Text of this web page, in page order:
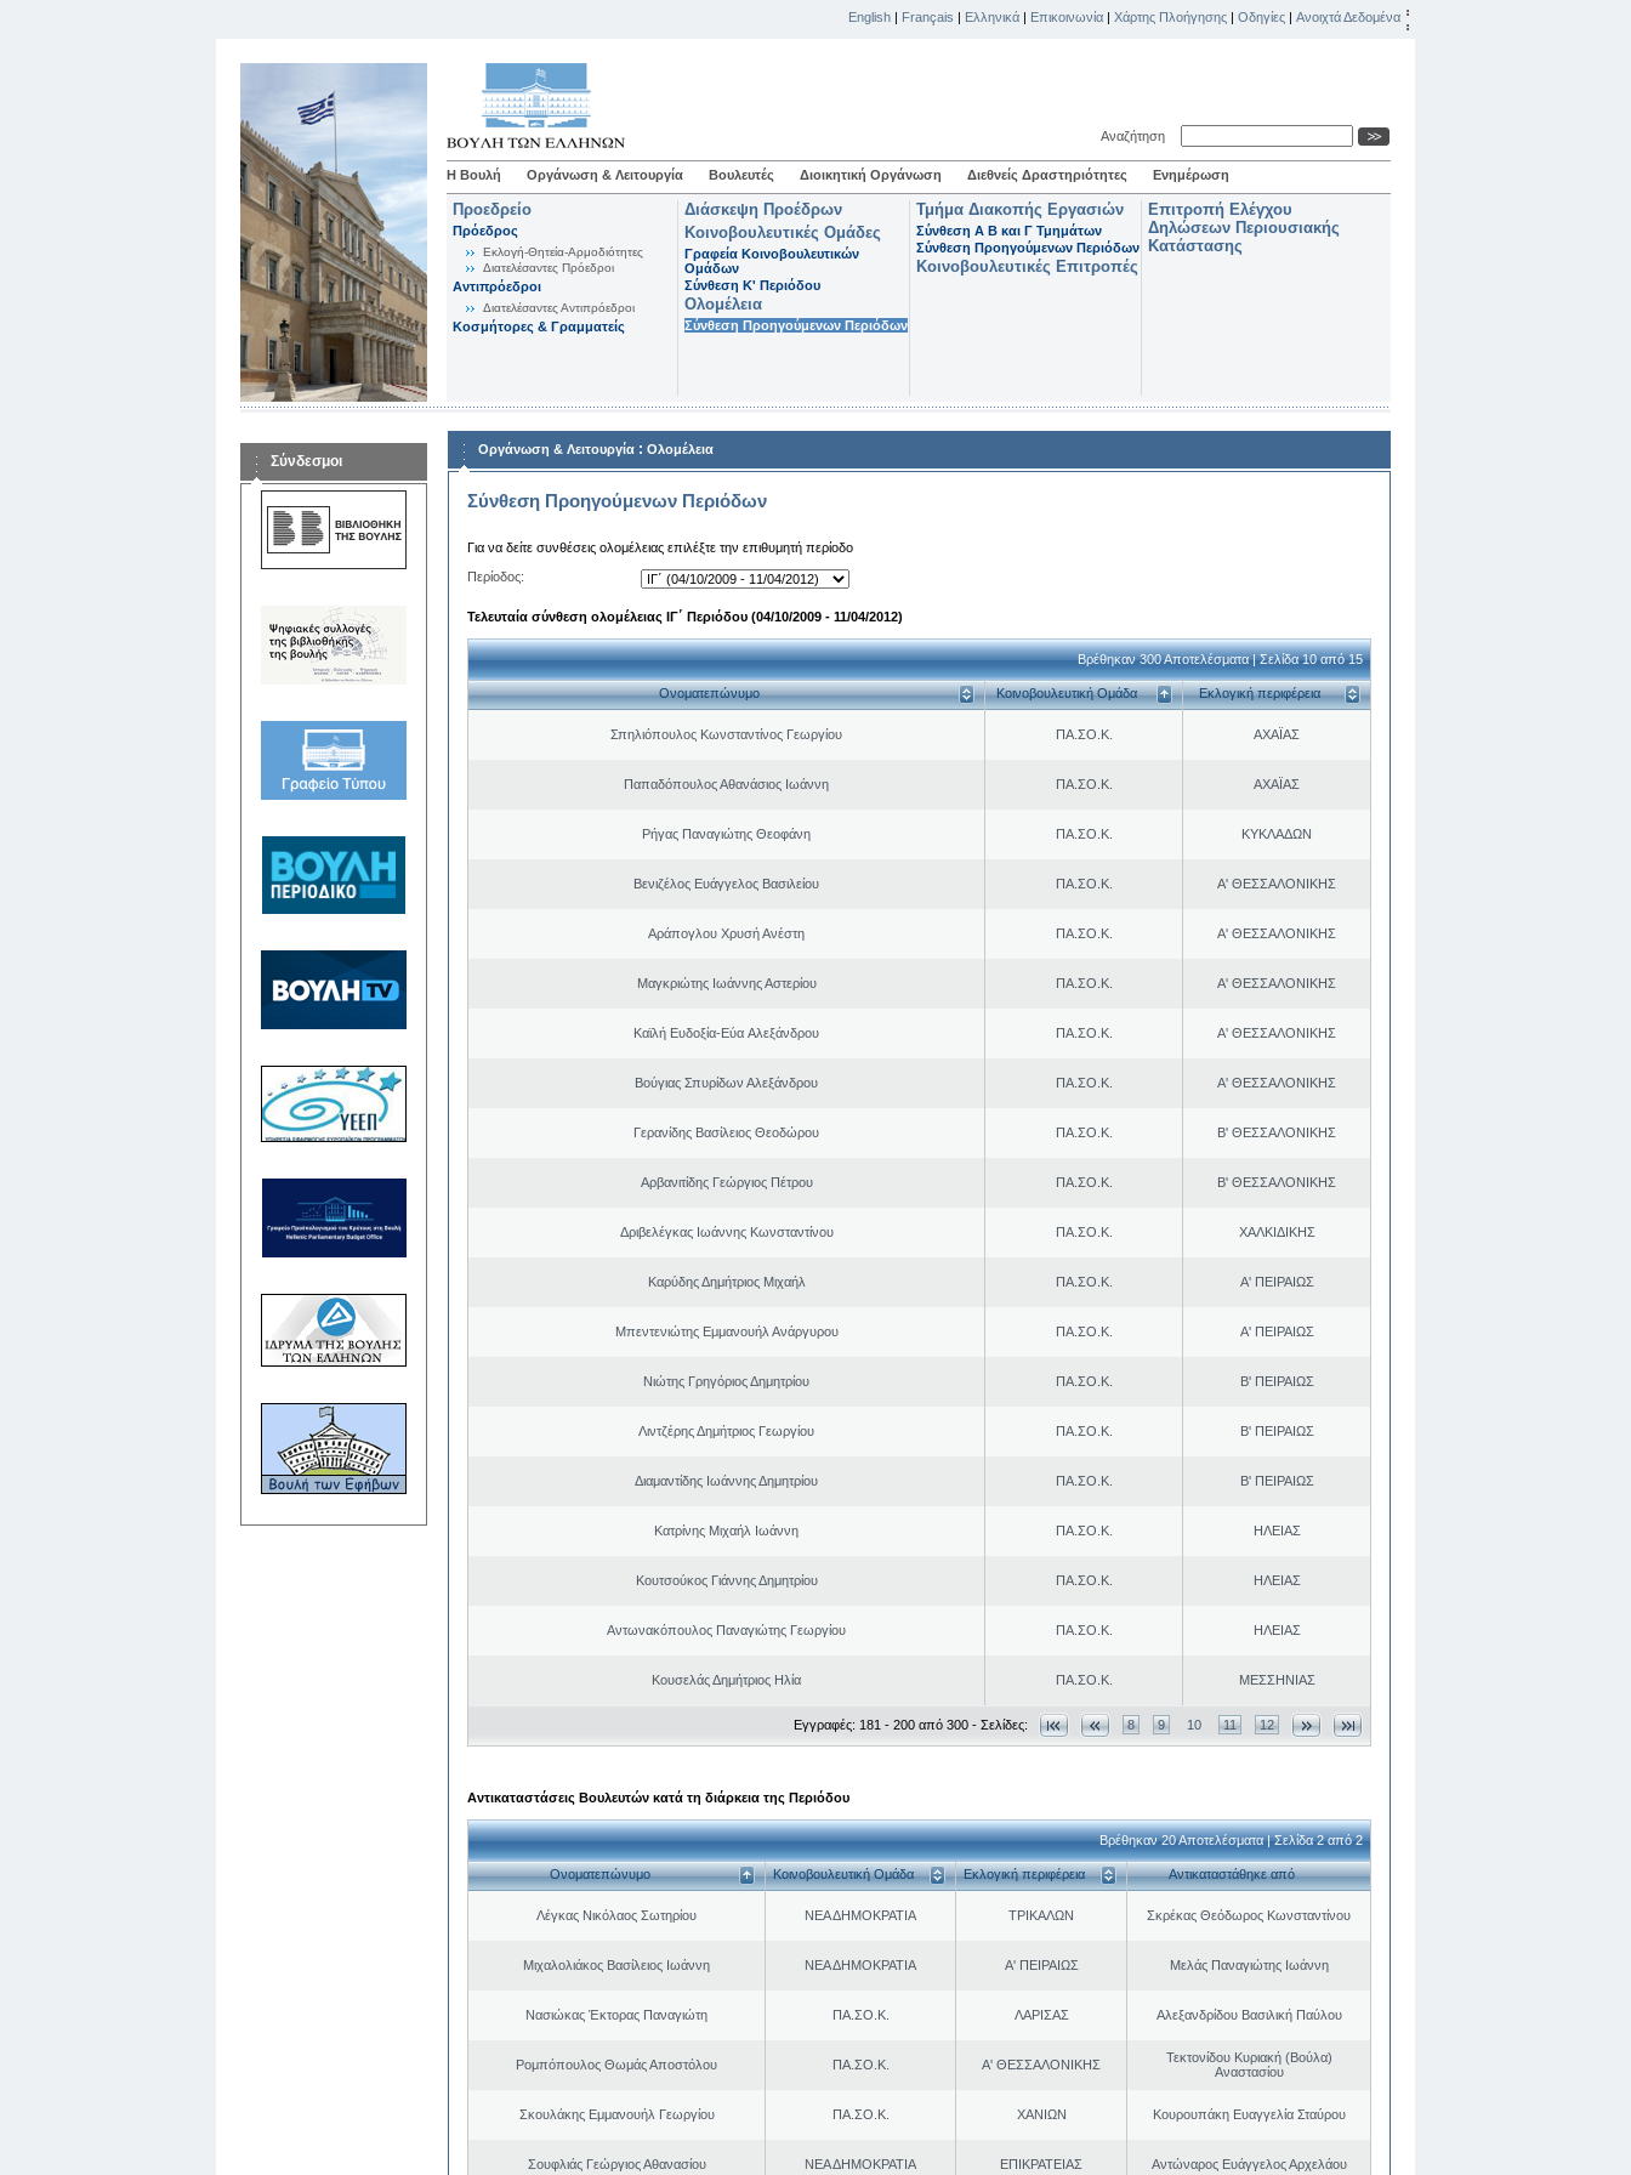
English | Français | Ελληνικά | Επικοινωνία | Χάρτης Πλοήγησης | Οδηγίες | Ανοιχτά Δεδομένα
Αναζήτηση
Η Βουλή Οργάνωση & Λειτουργία Βουλευτές Διοικητική Οργάνωση Διεθνείς Δραστηριότητες Ενημέρωση
Προεδρείο
Πρόεδρος
Εκλογή-Θητεία-Αρμοδιότητες
Διατελέσαντες Πρόεδροι
Αντιπρόεδροι
Διατελέσαντες Αντιπρόεδροι
Κοσμήτορες & Γραμματείς
Διάσκεψη Προέδρων
Κοινοβουλευτικές Ομάδες
Γραφεία Κοινοβουλευτικών
Ομάδων
Σύνθεση K' Περιόδου
Ολομέλεια
Σύνθεση Προηγούμενων Περιόδων
Τμήμα Διακοπής Εργασιών
Σύνθεση Α Β και Γ Τμημάτων
Σύνθεση Προηγούμενων Περιόδων
Κοινοβουλευτικές Επιτροπές
Επιτροπή Ελέγχου
Δηλώσεων Περιουσιακής
Κατάστασης
Σύνδεσμοι
Οργάνωση & Λειτουργία : Ολομέλεια
Σύνθεση Προηγούμενων Περιόδων
Για να δείτε συνθέσεις ολομέλειας επιλέξτε την επιθυμητή περίοδο
Περίοδος:
Τελευταία σύνθεση ολομέλειας ΙΓ΄ Περιόδου (04/10/2009 - 11/04/2012)
Βρέθηκαν 300 Αποτελέσματα | Σελίδα 10 από 15
Ονοματεπώνυμο Κοινοβουλευτική Ομάδα Εκλογική περιφέρεια
Σπηλιόπουλος Κωνσταντίνος Γεωργίου ΠΑ.ΣΟ.Κ. ΑΧΑΪΑΣ
Παπαδόπουλος Αθανάσιος Ιωάννη ΠΑ.ΣΟ.Κ. ΑΧΑΪΑΣ
Ρήγας Παναγιώτης Θεοφάνη ΠΑ.ΣΟ.Κ. ΚΥΚΛΑΔΩΝ
Βενιζέλος Ευάγγελος Βασιλείου ΠΑ.ΣΟ.Κ. Α' ΘΕΣΣΑΛΟΝΙΚΗΣ
Αράπογλου Χρυσή Ανέστη ΠΑ.ΣΟ.Κ. Α' ΘΕΣΣΑΛΟΝΙΚΗΣ
Μαγκριώτης Ιωάννης Αστερίου ΠΑ.ΣΟ.Κ. Α' ΘΕΣΣΑΛΟΝΙΚΗΣ
Καϊλή Ευδοξία-Εύα Aλεξάνδρου ΠΑ.ΣΟ.Κ. Α' ΘΕΣΣΑΛΟΝΙΚΗΣ
Βούγιας Σπυρίδων Αλεξάνδρου ΠΑ.ΣΟ.Κ. Α' ΘΕΣΣΑΛΟΝΙΚΗΣ
Γερανίδης Βασίλειος Θεοδώρου ΠΑ.ΣΟ.Κ. Β' ΘΕΣΣΑΛΟΝΙΚΗΣ
Αρβανιτίδης Γεώργιος Πέτρου ΠΑ.ΣΟ.Κ. Β' ΘΕΣΣΑΛΟΝΙΚΗΣ
Δριβελέγκας Ιωάννης Κωνσταντίνου ΠΑ.ΣΟ.Κ. ΧΑΛΚΙΔΙΚΗΣ
Καρύδης Δημήτριος Μιχαήλ ΠΑ.ΣΟ.Κ. Α' ΠΕΙΡΑΙΩΣ
Μπεντενιώτης Εμμανουήλ Ανάργυρου ΠΑ.ΣΟ.Κ. Α' ΠΕΙΡΑΙΩΣ
Νιώτης Γρηγόριος Δημητρίου ΠΑ.ΣΟ.Κ. Β' ΠΕΙΡΑΙΩΣ
Λιντζέρης Δημήτριος Γεωργίου ΠΑ.ΣΟ.Κ. Β' ΠΕΙΡΑΙΩΣ
Διαμαντίδης Ιωάννης Δημητρίου ΠΑ.ΣΟ.Κ. Β' ΠΕΙΡΑΙΩΣ
Κατρίνης Μιχαήλ Ιωάννη ΠΑ.ΣΟ.Κ. ΗΛΕΙΑΣ
Κουτσούκος Γιάννης Δημητρίου ΠΑ.ΣΟ.Κ. ΗΛΕΙΑΣ
Αντωνακόπουλος Παναγιώτης Γεωργίου ΠΑ.ΣΟ.Κ. ΗΛΕΙΑΣ
Κουσελάς Δημήτριος Ηλία ΠΑ.ΣΟ.Κ. ΜΕΣΣΗΝΙΑΣ
Εγγραφές: 181 - 200 από 300 - Σελίδες: 8 9 10 11 12
Αντικαταστάσεις Βουλευτών κατά τη διάρκεια της Περιόδου
Βρέθηκαν 20 Αποτελέσματα | Σελίδα 2 από 2
Ονοματεπώνυμο Κοινοβουλευτική Ομάδα Εκλογική περιφέρεια Αντικαταστάθηκε από
Λέγκας Νικόλαος Σωτηρίου ΝΕΑ ΔΗΜΟΚΡΑΤΙΑ ΤΡΙΚΑΛΩΝ Σκρέκας Θεόδωρος Κωνσταντίνου
Μιχαλολιάκος Βασίλειος Ιωάννη ΝΕΑ ΔΗΜΟΚΡΑΤΙΑ Α' ΠΕΙΡΑΙΩΣ Μελάς Παναγιώτης Ιωάννη
Νασιώκας Έκτορας Παναγιώτη ΠΑ.ΣΟ.Κ. ΛΑΡΙΣΑΣ Αλεξανδρίδου Βασιλική Παύλου
Ρομπόπουλος Θωμάς Αποστόλου ΠΑ.ΣΟ.Κ. Α' ΘΕΣΣΑΛΟΝΙΚΗΣ
Τεκτονίδου Κυριακή (Βούλα)
Αναστασίου
Σκουλάκης Εμμανουήλ Γεωργίου ΠΑ.ΣΟ.Κ. ΧΑΝΙΩΝ Κουρουπάκη Ευαγγελία Σταύρου
Σουφλιάς Γεώργιος Αθανασίου ΝΕΑ ΔΗΜΟΚΡΑΤΙΑ ΕΠΙΚΡΑΤΕΙΑΣ Αντώναρος Ευάγγελος Αρχελάου